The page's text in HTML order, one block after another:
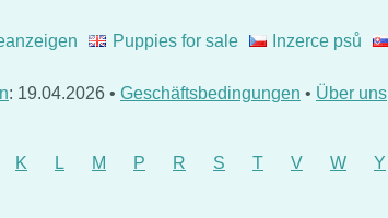
Puppies for sale Inzerce psů
: 19.04.2026 • Geschäftsbedingungen • Über uns
K L M P R S T V W Y